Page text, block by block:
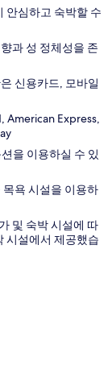
안심하고 숙박할 수
과 성 정체성을 존
신용카드, 모바일
American Express,
을 이용하실 수 있
욕 시설을 이용하
및 숙박 시설에 따
시설에서 제공했습